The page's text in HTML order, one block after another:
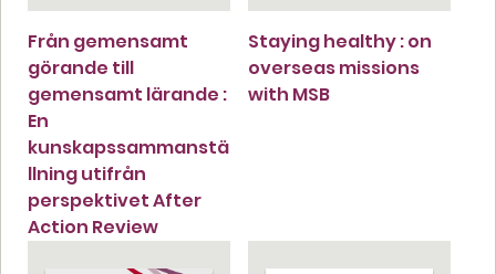
Från gemensamt
görande till
gemensamt lärande :
En
kunskapssammanstä
llning utifrån
perspektivet After
Action Review
Staying healthy : on
overseas missions
with MSB